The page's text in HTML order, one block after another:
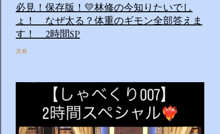
必見！保存版！💛林修の今知りたいでし
ょ！ なぜ太る？体重のギモン全部答えま
す！ 2時間SP
共有